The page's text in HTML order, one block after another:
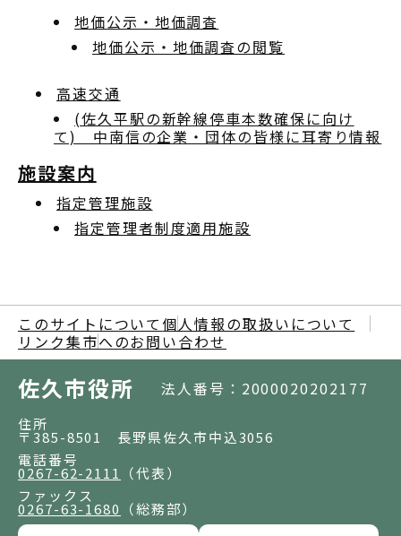
地価公示・地価調査
地価公示・地価調査の閲覧
高速交通
(佐久平駅の新幹線停車本数確保に向け
て) 中南信の企業・団体の皆様に耳寄り情報
施設案内
指定管理施設
指定管理者制度適用施設
このサイトについて 個人情報の取扱いについて
リンク集市へのお問い合わせ
佐久市役所 法人番号：2000020202177
住所
〒385-8501 長野県佐久市中込3056
電話番号
0267-62-2111
（代表）
ファックス
0267-63-1680 （総務部）